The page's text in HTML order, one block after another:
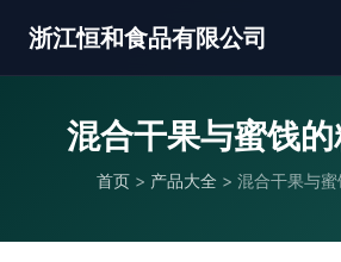
浙江恒和食品有限公司
混合干果与蜜饯
首页 > 产品大全 > 混合干果与